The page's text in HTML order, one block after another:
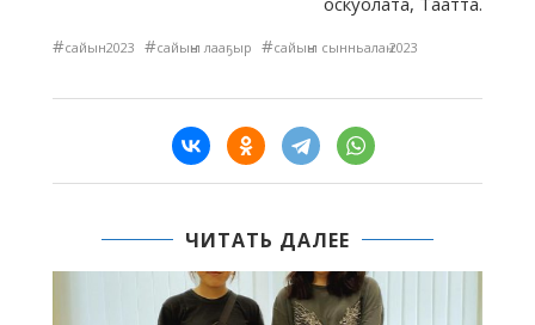
#сайын2023 #сайыҥҥы лааҕыр #сайыҥҥы сынньалаҥ 2023
ЧИТАТЬ ДАЛЕЕ